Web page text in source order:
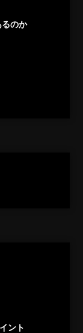
のか
ント